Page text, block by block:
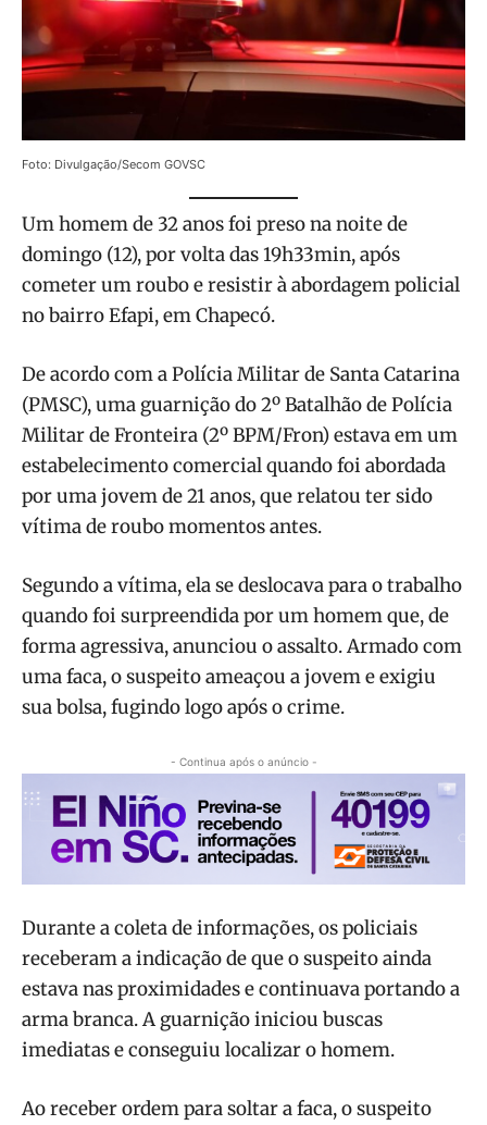
Foto: Divulgação/Secom GOVSC
Um homem de 32 anos foi preso na noite de
domingo (12), por volta das 19h33min, após
cometer um roubo e resistir à abordagem policial
no bairro Efapi, em Chapecó.
De acordo com a Polícia Militar de Santa Catarina
(PMSC), uma guarnição do 2º Batalhão de Polícia
Militar de Fronteira (2º BPM/Fron) estava em um
estabelecimento comercial quando foi abordada
por uma jovem de 21 anos, que relatou ter sido
vítima de roubo momentos antes.
Segundo a vítima, ela se deslocava para o trabalho
quando foi surpreendida por um homem que, de
forma agressiva, anunciou o assalto. Armado com
uma faca, o suspeito ameaçou a jovem e exigiu
sua bolsa, fugindo logo após o crime.
- Continua após o anúncio -
Durante a coleta de informações, os policiais
receberam a indicação de que o suspeito ainda
estava nas proximidades e continuava portando a
arma branca. A guarnição iniciou buscas
imediatas e conseguiu localizar o homem.
Ao receber ordem para soltar a faca, o suspeito